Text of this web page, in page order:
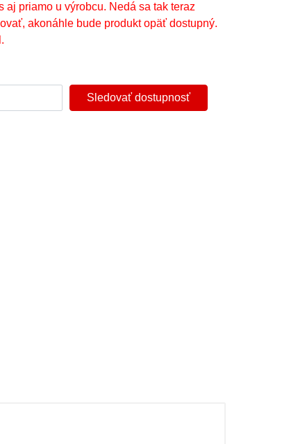
aj priamo u výrobcu. Nedá sa tak teraz
akonáhle bude produkt opäť dostupný.
Sledovať dostupnosť